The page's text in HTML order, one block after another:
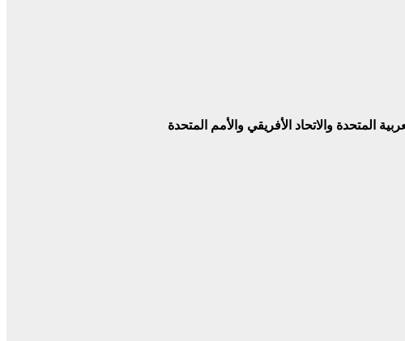
المتحدة والاتحاد الأفريقي والأمم المتحدة